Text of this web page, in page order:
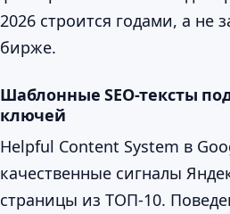
2026 строится годами, а не
бирже.
Шаблонные SEO-тексты
ключей
Helpful Content System в
качественные сигналы
страницы из ТОП-10.